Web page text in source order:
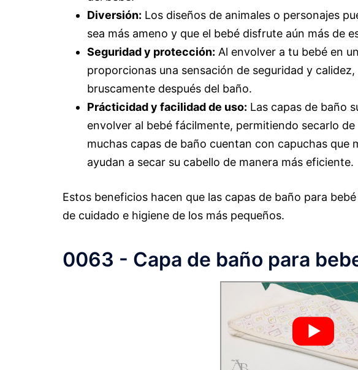
Diversión: Los diseños de animales o personajes
sea más ameno y que el bebé disfrute aún más de
Seguridad y protección: Al envolver a tu bebé en
proporcionas una sensación de seguridad y
bruscamente después del baño.
Prácticidad y facilidad de uso: Las capas de baño
envolver al bebé fácilmente, permitiendo secarlo
muchas capas de baño cuentan con capuchas que
ayudan a secar su cabello de manera más eficiente.
Estos beneficios hacen que las capas de baño para
de cuidado e higiene de los más pequeños.
0063 - Capa de baño para